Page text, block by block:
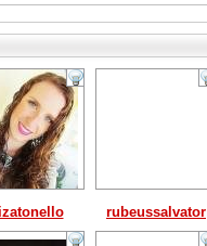
rubeussalvator